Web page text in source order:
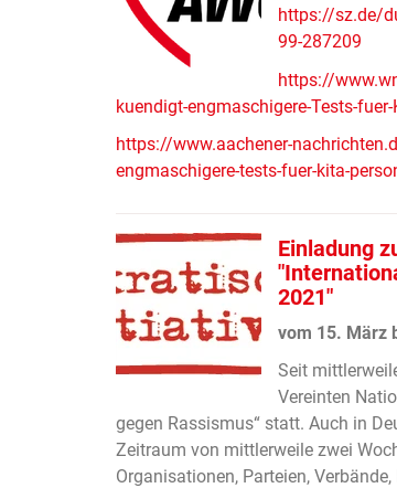
https://sz.de/
99-287209
https://
kuendigt-engmaschigere-Tests-
https://www.aachener-
engmaschigere-tests-fuer-kita-
Einladung
2021"
vom 15. März
Seit
Vereinten
gegen Rassismus“ statt. Auch in
Zeitraum von mittlerweile zwei
Organisationen, Parteien,